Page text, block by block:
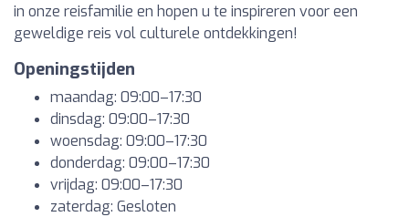
in onze reisfamilie en hopen u te inspireren voor een
geweldige reis vol culturele ontdekkingen!
Openingstijden
maandag: 09:00–17:30
dinsdag: 09:00–17:30
woensdag: 09:00–17:30
donderdag: 09:00–17:30
vrijdag: 09:00–17:30
zaterdag: Gesloten